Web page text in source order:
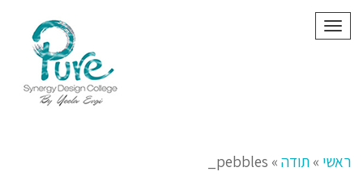
תפריט
ראשי » תודה »
pebbles_